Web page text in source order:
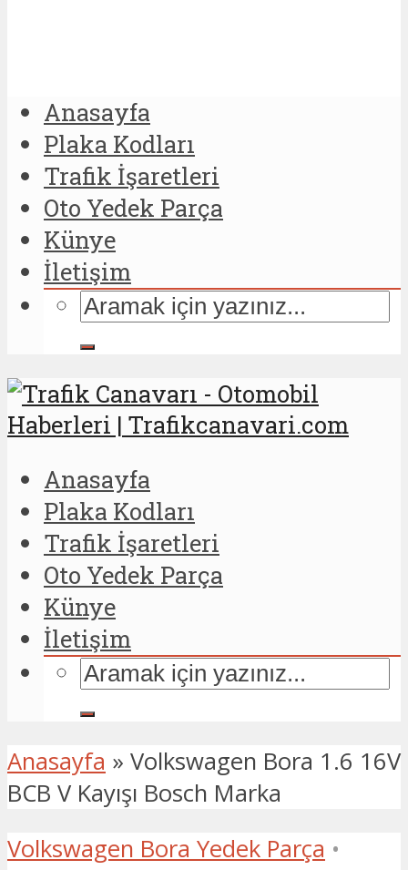
Anasayfa
Plaka Kodları
Trafik İşaretleri
Oto Yedek Parça
Künye
İletişim
Anasayfa
Plaka Kodları
Trafik İşaretleri
Oto Yedek Parça
Künye
İletişim
Anasayfa » Volkswagen Bora 1.6 16V
BCB V Kayışı Bosch Marka
Volkswagen Bora Yedek Parça •